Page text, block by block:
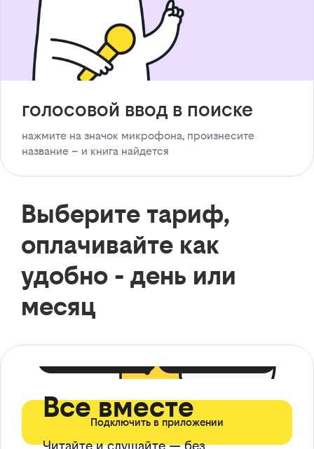
голосовой ввод в поиске
нажмите на значок микрофона, произнесите
название – и книга найдется
Выберите тариф,
оплачивайте как
удобно - день или
месяц
Все вместе
Читайте и слушайте — без
Подключить в приложении